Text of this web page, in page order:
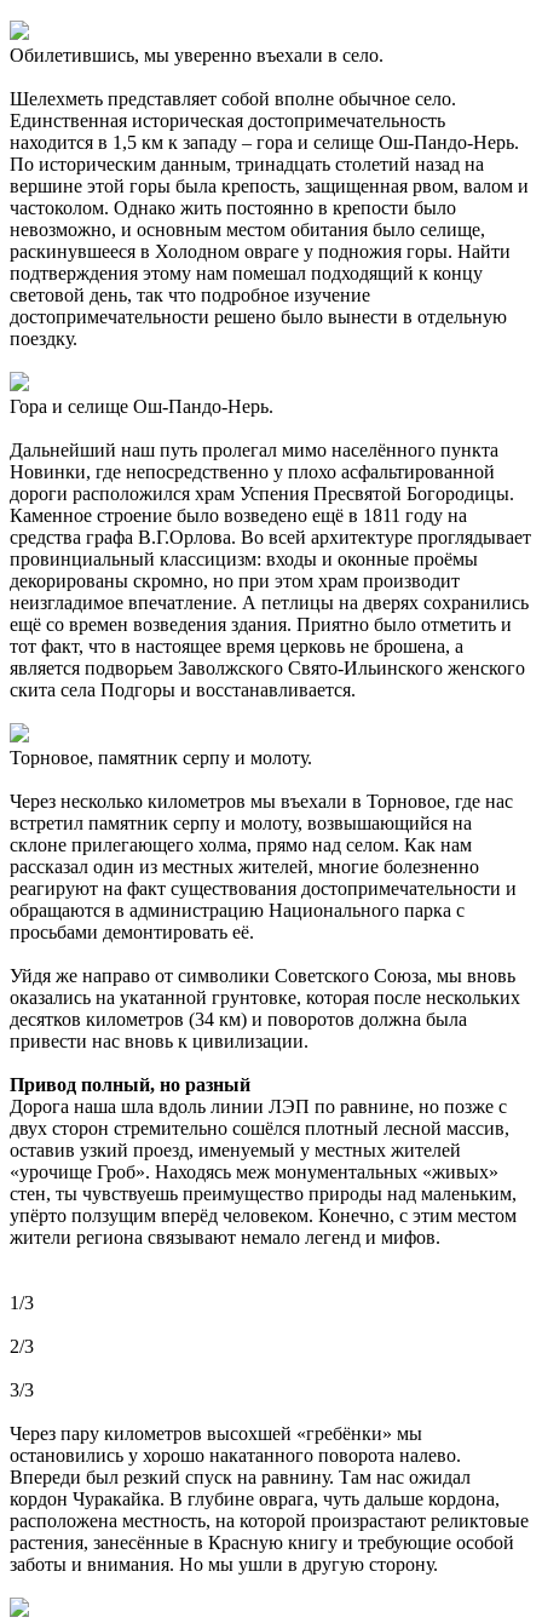
Обилетившись, мы уверенно въехали в село.
Шелехметь представляет собой вполне обычное село.
Единственная историческая достопримечательность
находится в 1,5 км к западу – гора и селище Ош-Пандо-Нерь.
По историческим данным, тринадцать столетий назад на
вершине этой горы была крепость, защищенная рвом, валом и
частоколом. Однако жить постоянно в крепости было
невозможно, и основным местом обитания было селище,
раскинувшееся в Холодном овраге у подножия горы. Найти
подтверждения этому нам помешал подходящий к концу
световой день, так что подробное изучение
достопримечательности решено было вынести в отдельную
поездку.
Гора и селище Ош-Пандо-Нерь.
Дальнейший наш путь пролегал мимо населённого пункта
Новинки, где непосредственно у плохо асфальтированной
дороги расположился храм Успения Пресвятой Богородицы.
Каменное строение было возведено ещё в 1811 году на
средства графа В.Г.Орлова. Во всей архитектуре проглядывает
провинциальный классицизм: входы и оконные проёмы
декорированы скромно, но при этом храм производит
неизгладимое впечатление. А петлицы на дверях сохранились
ещё со времен возведения здания. Приятно было отметить и
тот факт, что в настоящее время церковь не брошена, а
является подворьем Заволжского Свято-Ильинского женского
скита села Подгоры и восстанавливается.
Торновое, памятник серпу и молоту.
Через несколько километров мы въехали в Торновое, где нас
встретил памятник серпу и молоту, возвышающийся на
склоне прилегающего холма, прямо над селом. Как нам
рассказал один из местных жителей, многие болезненно
реагируют на факт существования достопримечательности и
обращаются в администрацию Национального парка с
просьбами демонтировать её.
Уйдя же направо от символики Советского Союза, мы вновь
оказались на укатанной грунтовке, которая после нескольких
десятков километров (34 км) и поворотов должна была
привести нас вновь к цивилизации.
Привод полный, но разный
Дорога наша шла вдоль линии ЛЭП по равнине, но позже с
двух сторон стремительно сошёлся плотный лесной массив,
оставив узкий проезд, именуемый у местных жителей
«урочище Гроб». Находясь меж монументальных «живых»
стен, ты чувствуешь преимущество природы над маленьким,
упёрто ползущим вперёд человеком. Конечно, с этим местом
жители региона связывают немало легенд и мифов.
1/3
2/3
3/3
Через пару километров высохшей «гребёнки» мы
остановились у хорошо накатанного поворота налево.
Впереди был резкий спуск на равнину. Там нас ожидал
кордон Чуракайка. В глубине оврага, чуть дальше кордона,
расположена местность, на которой произрастают реликтовые
растения, занесённые в Красную книгу и требующие особой
заботы и внимания. Но мы ушли в другую сторону.